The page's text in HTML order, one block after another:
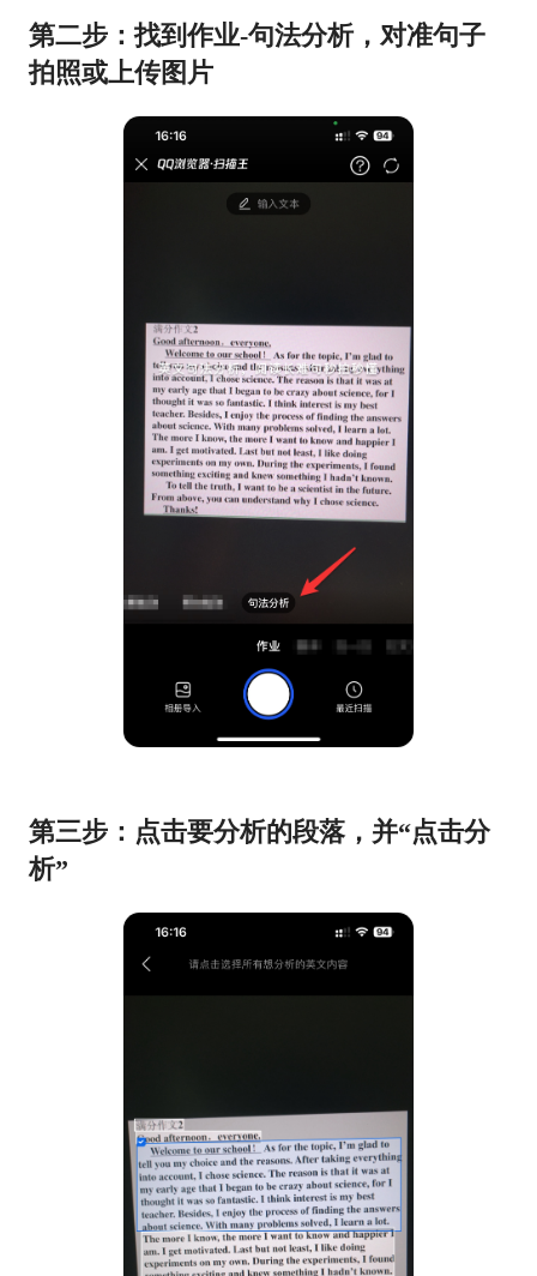
第二步：找到作业-句法分析，对准句子
拍照或上传图片
第三步：点击要分析的段落，并“点击分
析”